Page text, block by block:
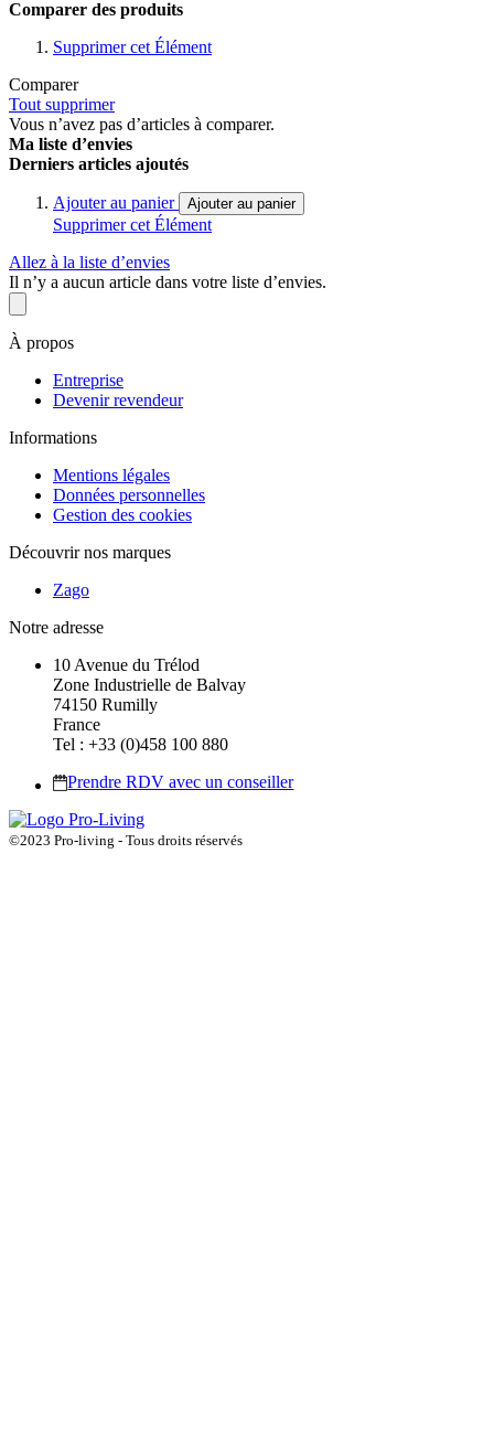
Comparer des produits
Supprimer cet Élément
Comparer
Tout supprimer
Vous n’avez pas d’articles à comparer.
Ma liste d’envies
Derniers articles ajoutés
Ajouter au panier Ajouter au panier
Supprimer cet Élément
Allez à la liste d’envies
Il n’y a aucun article dans votre liste d’envies.
À propos
Entreprise
Devenir revendeur
Informations
Mentions légales
Données personnelles
Gestion des cookies
Découvrir nos marques
Zago
Notre adresse
10 Avenue du Trélod
Zone Industrielle de Balvay
74150 Rumilly
France
Tel : +33 (0)458 100 880
Prendre RDV avec un conseiller
©2023 Pro-living - Tous droits réservés